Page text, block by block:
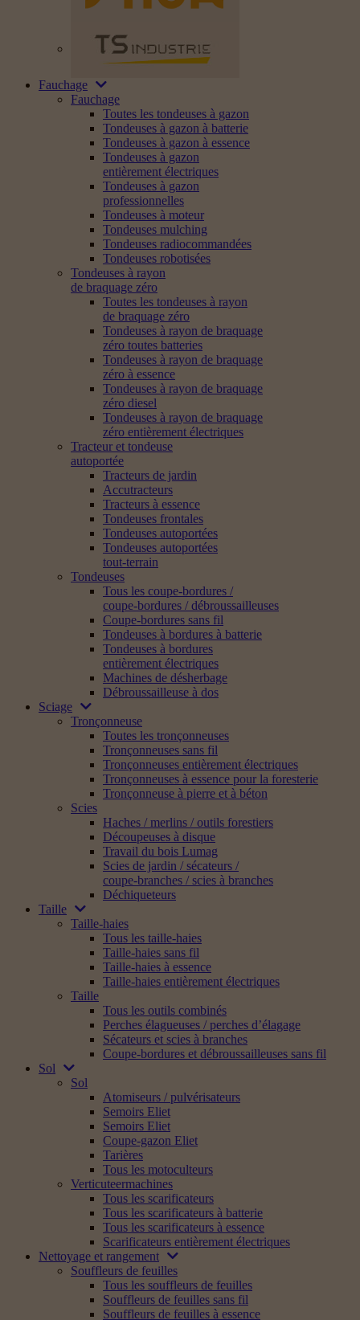
Fauchage
Fauchage
Toutes les tondeuses à gazon
Tondeuses à gazon à batterie
Tondeuses à gazon à essence
Tondeuses à gazon
entièrement électriques
Tondeuses à gazon
professionnelles
Tondeuses à moteur
Tondeuses mulching
Tondeuses radiocommandées
Tondeuses robotisées
Tondeuses à rayon
de braquage zéro
Toutes les tondeuses à rayon
de braquage zéro
Tondeuses à rayon de braquage
zéro toutes batteries
Tondeuses à rayon de braquage
zéro à essence
Tondeuses à rayon de braquage
zéro diesel
Tondeuses à rayon de braquage
zéro entièrement électriques
Tracteur et tondeuse
autoportée
Tracteurs de jardin
Accutracteurs
Tracteurs à essence
Tondeuses frontales
Tondeuses autoportées
Tondeuses autoportées
tout-terrain
Tondeuses
Tous les coupe-bordures /
coupe-bordures / débroussailleuses
Coupe-bordures sans fil
Tondeuses à bordures à batterie
Tondeuses à bordures
entièrement électriques
Machines de désherbage
Débroussailleuse à dos
Sciage
Tronçonneuse
Toutes les tronçonneuses
Tronçonneuses sans fil
Tronçonneuses entièrement électriques
Tronçonneuses à essence pour la foresterie
Tronçonneuse à pierre et à béton
Scies
Haches / merlins / outils forestiers
Découpeuses à disque
Travail du bois Lumag
Scies de jardin / sécateurs /
coupe-branches / scies à branches
Déchiqueteurs
Taille
Taille-haies
Tous les taille-haies
Taille-haies sans fil
Taille-haies à essence
Taille-haies entièrement électriques
Taille
Tous les outils combinés
Perches élagueuses / perches d’élagage
Sécateurs et scies à branches
Coupe-bordures et débroussailleuses sans fil
Sol
Sol
Atomiseurs / pulvérisateurs
Semoirs Eliet
Semoirs Eliet
Coupe-gazon Eliet
Tarières
Tous les motoculteurs
Verticuteermachines
Tous les scarificateurs
Tous les scarificateurs à batterie
Tous les scarificateurs à essence
Scarificateurs entièrement électriques
Nettoyage et rangement
Souffleurs de feuilles
Tous les souffleurs de feuilles
Souffleurs de feuilles sans fil
Souffleurs de feuilles à essence